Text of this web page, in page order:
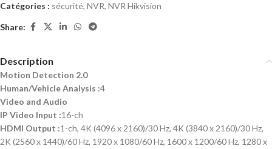
Catégories : sécurité, NVR, NVR Hikvision
Share:
Description
Motion Detection 2.0
Human/Vehicle Analysis :4
Video and Audio
IP Video Input :16-ch
HDMI Output :1-ch, 4K (4096 x 2160)/30 Hz, 4K (3840 x 2160)/30 Hz,
2K (2560 x 1440)/60 Hz, 1920 x 1080/60 Hz, 1600 x 1200/60 Hz, 1280 x